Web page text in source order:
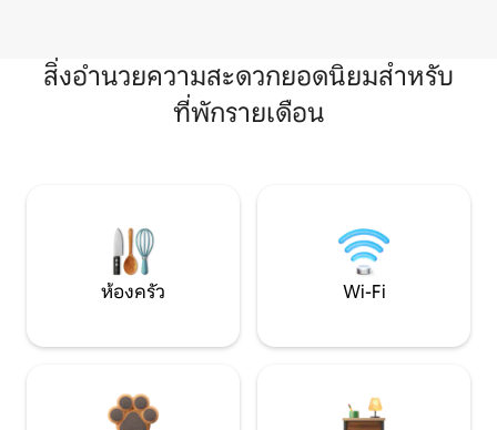
สิ่งอำนวยความสะดวกยอดนิยมสำหรับ
ที่พักรายเดือน
ห้องครัว Wi-Fi